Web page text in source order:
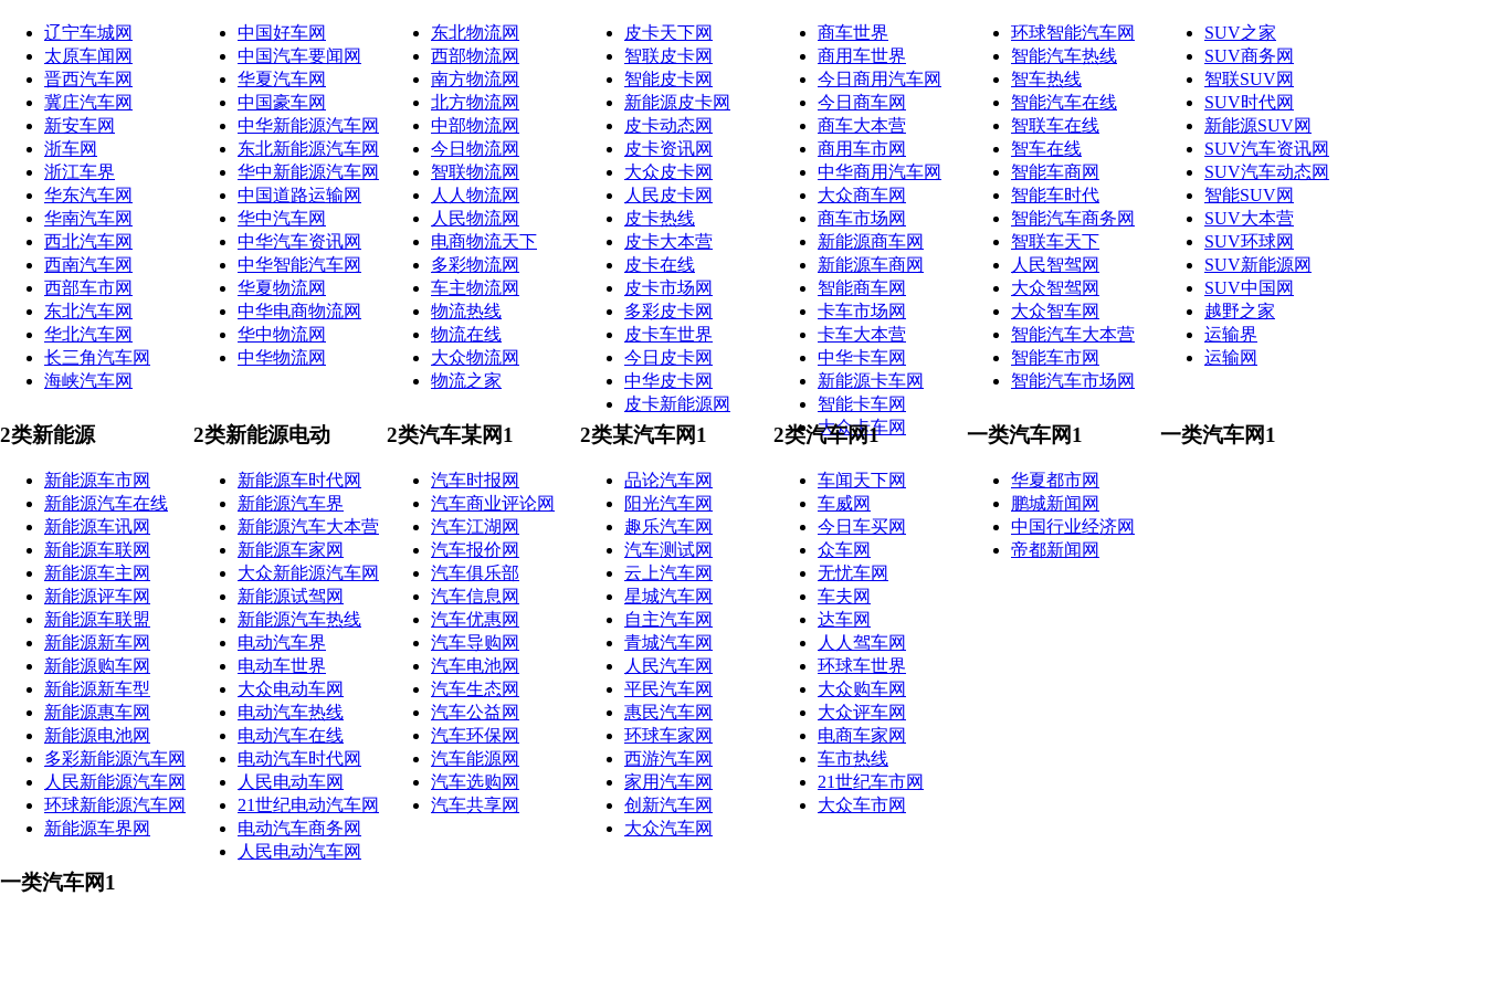
辽宁车城网
太原车闻网
晋西汽车网
冀庄汽车网
新安车网
浙车网
浙江车界
华东汽车网
华南汽车网
西北汽车网
西南汽车网
西部车市网
东北汽车网
华北汽车网
长三角汽车网
海峡汽车网
中国好车网
中国汽车要闻网
华夏汽车网
中国豪车网
中华新能源汽车网
东北新能源汽车网
华中新能源汽车网
中国道路运输网
华中汽车网
中华汽车资讯网
中华智能汽车网
华夏物流网
中华电商物流网
华中物流网
中华物流网
东北物流网
西部物流网
南方物流网
北方物流网
中部物流网
今日物流网
智联物流网
人人物流网
人民物流网
电商物流天下
多彩物流网
车主物流网
物流热线
物流在线
大众物流网
物流之家
皮卡天下网
智联皮卡网
智能皮卡网
新能源皮卡网
皮卡动态网
皮卡资讯网
大众皮卡网
人民皮卡网
皮卡热线
皮卡大本营
皮卡在线
皮卡市场网
多彩皮卡网
皮卡车世界
今日皮卡网
中华皮卡网
皮卡新能源网
商车世界
商用车世界
今日商用汽车网
今日商车网
商车大本营
商用车市网
中华商用汽车网
大众商车网
商车市场网
新能源商车网
新能源车商网
智能商车网
卡车市场网
卡车大本营
中华卡车网
新能源卡车网
智能卡车网
大众卡车网
环球智能汽车网
智能汽车热线
智车热线
智能汽车在线
智联车在线
智车在线
智能车商网
智能车时代
智能汽车商务网
智联车天下
人民智驾网
大众智驾网
大众智车网
智能汽车大本营
智能车市网
智能汽车市场网
SUV之家
SUV商务网
智联SUV网
SUV时代网
新能源SUV网
SUV汽车资讯网
SUV汽车动态网
智能SUV网
SUV大本营
SUV环球网
SUV新能源网
SUV中国网
越野之家
运输界
运输网
2类新能源
新能源车市网
新能源汽车在线
新能源车讯网
新能源车联网
新能源车主网
新能源评车网
新能源车联盟
新能源新车网
新能源购车网
新能源新车型
新能源惠车网
新能源电池网
多彩新能源汽车网
人民新能源汽车网
环球新能源汽车网
新能源车界网
2类新能源电动
新能源车时代网
新能源汽车界
新能源汽车大本营
新能源车家网
大众新能源汽车网
新能源试驾网
新能源汽车热线
电动汽车界
电动车世界
大众电动车网
电动汽车热线
电动汽车在线
电动汽车时代网
人民电动车网
21世纪电动汽车网
电动汽车商务网
人民电动汽车网
2类汽车某网1
汽车时报网
汽车商业评论网
汽车江湖网
汽车报价网
汽车俱乐部
汽车信息网
汽车优惠网
汽车导购网
汽车电池网
汽车生态网
汽车公益网
汽车环保网
汽车能源网
汽车选购网
汽车共享网
2类某汽车网1
品论汽车网
阳光汽车网
趣乐汽车网
汽车测试网
云上汽车网
星城汽车网
自主汽车网
青城汽车网
人民汽车网
平民汽车网
惠民汽车网
环球车家网
西游汽车网
家用汽车网
创新汽车网
大众汽车网
2类汽车网1
车闻天下网
车威网
今日车买网
众车网
无忧车网
车夫网
达车网
人人驾车网
环球车世界
大众购车网
大众评车网
电商车家网
车市热线
21世纪车市网
大众车市网
一类汽车网1
华夏都市网
鹏城新闻网
中国行业经济网
帝都新闻网
一类汽车网1
一类汽车网1